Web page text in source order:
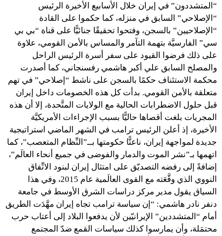
“المتشددون” في إيران خلال الأسابيع الأخيرة الرئيس
“الإصلاحي” السابق في منزله، كما حكموا على القادة
“الإصلاحيين” بالسجن، وفتحوا تحقيقًا جنائيًّا على قناة “بي بي
سي” الفارسيَّة بتهمة التآمر والمساس بالأمن القومي، علاوة
على ذلك فرضوا القيود على سفر أسرة الرئيس الراحل
والمصلح السابق علي أكبر هاشمي رفسنجاني، كما أصدرت
محكمة الاستئناف حكمًا بالسجن على ناشط “إصلاحي” في تهم
متعلقة بالأمن القومي. بدأت كل هذه الخصومات داخل إيران
قبل حلول الاضطرابات الحالية مع الولايات المتَّحدة، إلا أن هذه
المجريات بلغت أقصاها حاليًّا بسبب الإجراءات الأمريكيَّة
الأخيرة، إذ أعلن الرئيس ترامب في الشهر الماضي استراتيجية
جديدة لمواجهة إيران، ناعتًّا حكومتها بــ”النِّظام المتعصب”، كما
اتهمها بـ”نشر الموت والدمار والفوضى في جميع أنحاء العالَم”،
إضافةً إلى رفضه التصديّق على امتثال إيران لبنود الاتِّفاق
النووي الذي وقَّعَته مع القوى العالَمية عام 2015، وفي هذا
السياق يقول مدير مركز دراسات الشرق الأوسط في جامعة
دنفر نادر هاشمي: “إن سياسة ترامب تجاه إيران مهَّدَت الطريق
أمام “المتشددين” الإيرانيّين لأن يدفعوا البلاد إلى أعتاب حرب
محتمَلة، وأن يمارسوا كذلك سياسات القمع ضدّ المجتمع